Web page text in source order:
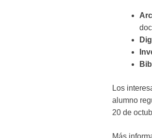
Los
alumno
20 de